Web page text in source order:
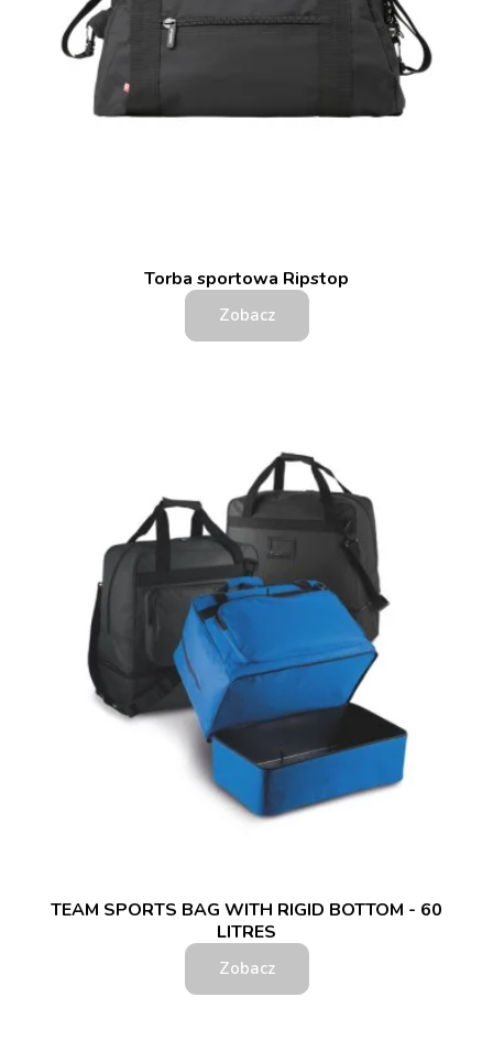
Torba sportowa Ripstop
Zobacz
TEAM SPORTS BAG WITH RIGID BOTTOM - 60
LITRES
Zobacz